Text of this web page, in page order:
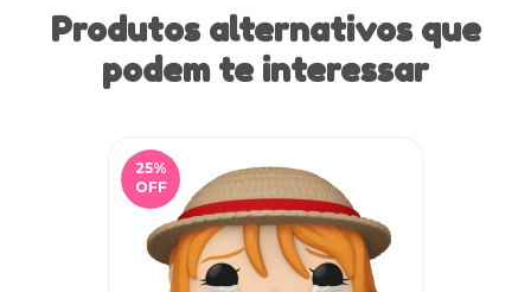
Produtos alternativos que
podem te interessar
25%
OFF